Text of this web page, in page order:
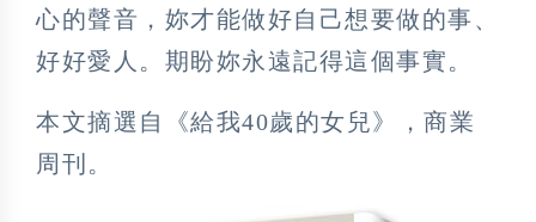
心的聲音，妳才能做好自己想要做的事、
好好愛人。期盼妳永遠記得這個事實。
本文摘選自《給我40歲的女兒》，商業
周刊。